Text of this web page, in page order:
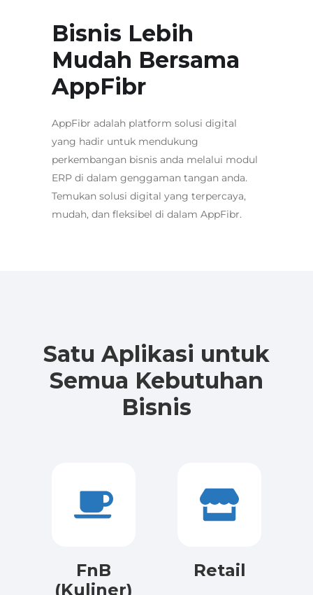
Bisnis Lebih
Mudah Bersama
AppFibr
AppFibr adalah platform solusi digital
yang hadir untuk mendukung
perkembangan bisnis anda melalui modul
ERP di dalam genggaman tangan anda.
Temukan solusi digital yang terpercaya,
mudah, dan fleksibel di dalam AppFibr.
Satu Aplikasi untuk
Semua Kebutuhan
Bisnis
FnB
(Kuliner)
Retail